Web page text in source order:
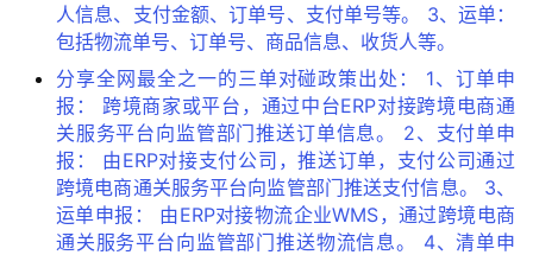
人信息、支付金额、订单号、支付单号等。 3、运单：
包括物流单号、订单号、商品信息、收货人等。
分享全网最全之一的三单对碰政策出处： 1、订单申
报： 跨境商家或平台，通过中台ERP对接跨境电商通
关服务平台向监管部门推送订单信息。 2、支付单申
报： 由ERP对接支付公司，推送订单，支付公司通过
跨境电商通关服务平台向监管部门推送支付信息。 3、
运单申报： 由ERP对接物流企业WMS，通过跨境电商
通关服务平台向监管部门推送物流信息。 4、清单申